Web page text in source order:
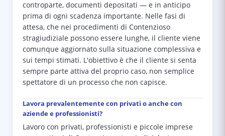
controparte, documenti depositati — e in anticipo
prima di ogni scadenza importante. Nelle fasi di
attesa, che nei procedimenti di Contenzioso
stragiudiziale possono essere lunghe, il cliente viene
comunque aggiornato sulla situazione complessiva e
sui tempi stimati. L'obiettivo è che il cliente si senta
sempre parte attiva del proprio caso, non semplice
spettatore di un processo che non capisce.
Lavora prevalentemente con privati o anche con
aziende e professionisti?
Lavoro con privati, professionisti e piccole imprese